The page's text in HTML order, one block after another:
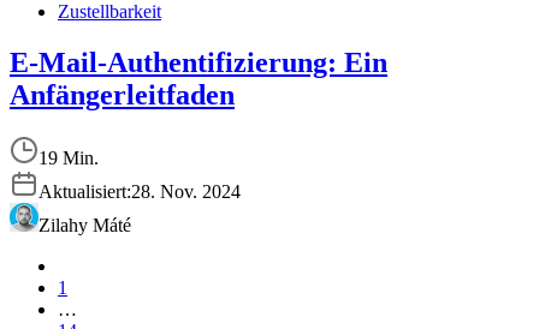
Zustellbarkeit
E-Mail-Authentifizierung: Ein
Anfängerleitfaden
19 Min.
Aktualisiert:28. Nov. 2024
Zilahy Máté
1
…